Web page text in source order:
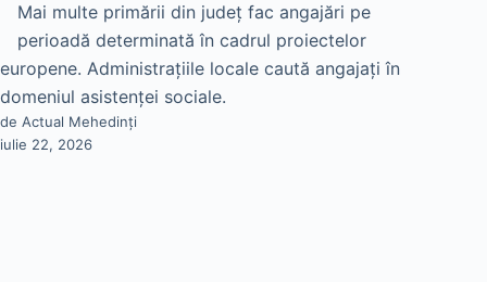
Mai multe primării din județ fac angajări pe
perioadă determinată în cadrul proiectelor
europene. Administrațiile locale caută angajați în
domeniul asistenței sociale.
de Actual Mehedinți
iulie 22, 2026